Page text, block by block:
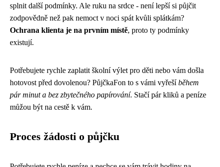
splnit další podmínky. Ale ruku na srdce - není lepší si půjčit
zodpovědně než pak nemoct v noci spát kvůli splátkám?
Ochrana klienta je na prvním místě, proto ty podmínky
existují.
Potřebujete rychle zaplatit školní výlet pro děti nebo vám došla
hotovost před dovolenou? PůjčkaFon to s vámi vyřešíběhem
pár minut a bez zbytečného papírování. Stačí pár kliků a peníze
můžou být na cestě k vám.
Proces žádosti o půjčku